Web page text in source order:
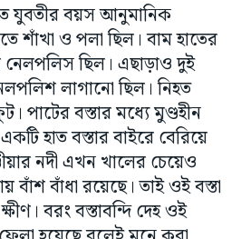
যুবতীর বয়স আনুমানিক
শাঁখা ও পলা ছিল। বাম হাতের
ছিল। এছাড়াও দুই
লাগানো ছিল। নিহত
পাটের বস্তার মধ্যে মুণ্ডহীন
হাত বস্তার বাইরে বেরিয়ে
নদী এখন খালের চেয়েও
বাঁশ বাঁধা রয়েছে। তাই ওই বস্তা
বরং বস্তাবন্দি দেহ ওই